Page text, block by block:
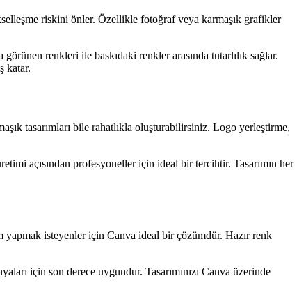
riskini önler. Özellikle fotoğraf veya karmaşık grafikler
renkleri ile baskıdaki renkler arasında tutarlılık sağlar.
katar.
tasarımları bile rahatlıkla oluşturabilirsiniz. Logo yerleştirme,
açısından profesyoneller için ideal bir tercihtir. Tasarımın her
yapmak isteyenler için Canva ideal bir çözümdür. Hazır renk
için son derece uygundur. Tasarımınızı Canva üzerinde